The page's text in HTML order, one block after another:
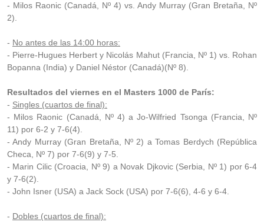
- Milos Raonic (Canadá, Nº 4) vs. Andy Murray (Gran Bretaña, Nº
2).
- No antes de las 14:00 horas:
- Pierre-Hugues Herbert y Nicolás Mahut (Francia, Nº 1) vs. Rohan
Bopanna (India) y Daniel Néstor (Canadá)(Nº 8).
Resultados del viernes en el Masters 1000 de París:
- Singles (cuartos de final):
- Milos Raonic (Canadá, Nº 4) aJo-Wilfried Tsonga (Francia, Nº
11) por 6-2 y 7-6(4).
- Andy Murray (Gran Bretaña, Nº 2) a Tomas Berdych (República
Checa, Nº 7) por 7-6(9) y 7-5.
- Marin Cilic (Croacia, Nº 9) a Novak Djkovic (Serbia, Nº 1) por 6-4
y 7-6(2).
- John Isner (USA) a Jack Sock (USA) por 7-6(6), 4-6 y 6-4.
- Dobles (cuartos de final):